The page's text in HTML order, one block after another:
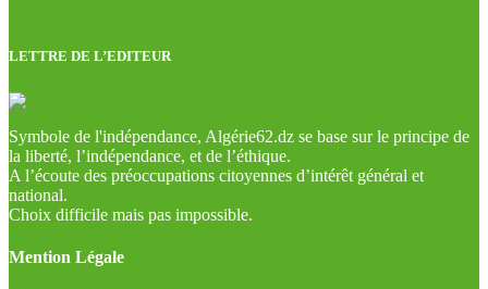
LETTRE DE L’EDITEUR
Symbole de l'indépendance, Algérie62.dz se base sur le principe de
la liberté, l’indépendance, et de l’éthique.
A l’écoute des préoccupations citoyennes d’intérêt général et
national.
Choix difficile mais pas impossible.
Mention Légale